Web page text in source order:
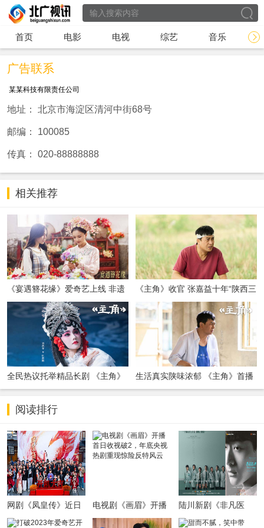
首页 电影 电视 综艺 音乐
广告联系
某某科技有限责任公司
地址： 北京市海淀区清河中街68号
邮编： 100085
传真： 020-88888888
相关推荐
《宴遇簪花缘》爱奇艺上线 非遗
簪花邂逅海洋美食
《主角》收官 张嘉益十年“陕西三
部曲”沉淀演员本真
全民热议托举精品长剧 《主角》
成就国民级文化现象
生活真实陕味浓郁 《主角》首播
收视口碑满堂彩
阅读排行
网剧《凤皇传》近日
正式开机 甜趣来袭期
电视剧《画眉》开播
首日收视破2，年底
陆川新剧《非凡医
者》定档11月17日